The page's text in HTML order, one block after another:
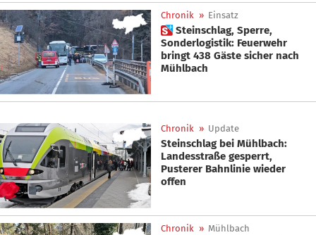
Chronik » Einsatz
 Steinschlag, Sperre,
Sonderlogistik: Feuerwehr
bringt 438 Gäste sicher nach
Mühlbach
Chronik » Update
Steinschlag bei Mühlbach:
Landesstraße gesperrt,
Pusterer Bahnlinie wieder
offen
Chronik » Mühlbach